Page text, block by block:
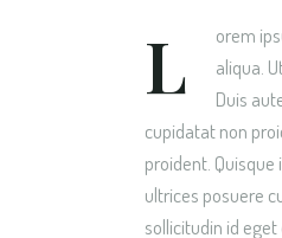
L
orem
aliqua.
Duis
cupidatat non
proident.
ultrices posuere
sollicitudin id